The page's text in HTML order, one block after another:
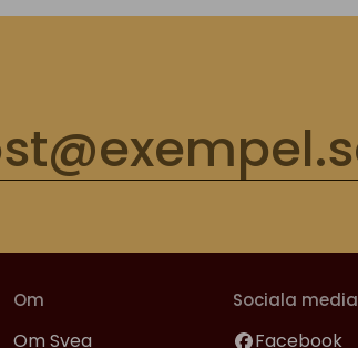
Om
Om Svea
Sociala media
Facebook